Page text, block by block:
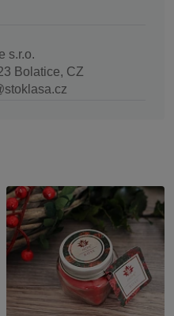
s.r.o.
Bolatice, CZ